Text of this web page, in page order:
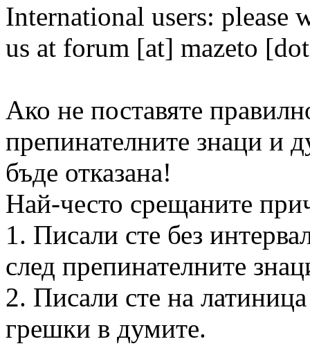
International users: please
us at forum [at] mazeto
Ако не поставяте
препинателните знаци и
бъде отказана!
Най-често срещаните
1. Писали сте без
след препинателните
2. Писали сте на
грешки в думите.